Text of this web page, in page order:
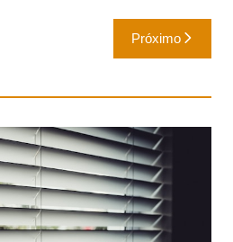
Próximo